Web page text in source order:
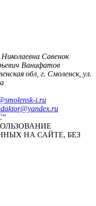
Савенок
Ванифатов
обл, г. Смоленск, ул.
i.ru
НА САЙТЕ, БЕЗ